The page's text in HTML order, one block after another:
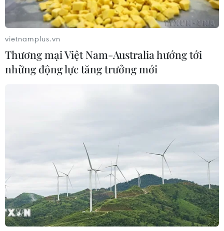
vietnamplus.vn
Thương mại Việt Nam-Australia hướng tới
những động lực tăng trưởng mới